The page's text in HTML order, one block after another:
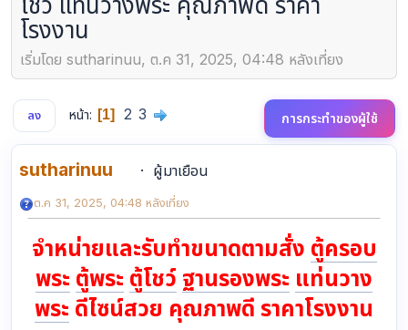
โรงงาน
เริ่มโดย sutharinuu, ต.ค 31, 2025, 04:48 หลังเที่ยง
ลง หน้า 1 2 3 การกระทำของผู้ใช้
sutharinuu ผู้มาเยือน
ต.ค 31, 2025, 04:48 หลังเที่ยง
จำหน่ายและรับทำขนาดตามสั่ง ตู้ครอบ
พระ ตู้พระ ตู้โชว์ ฐานรองพระ แท่นวาง
พระ ดีไซน์สวย คุณภาพดี ราคาโรงงาน